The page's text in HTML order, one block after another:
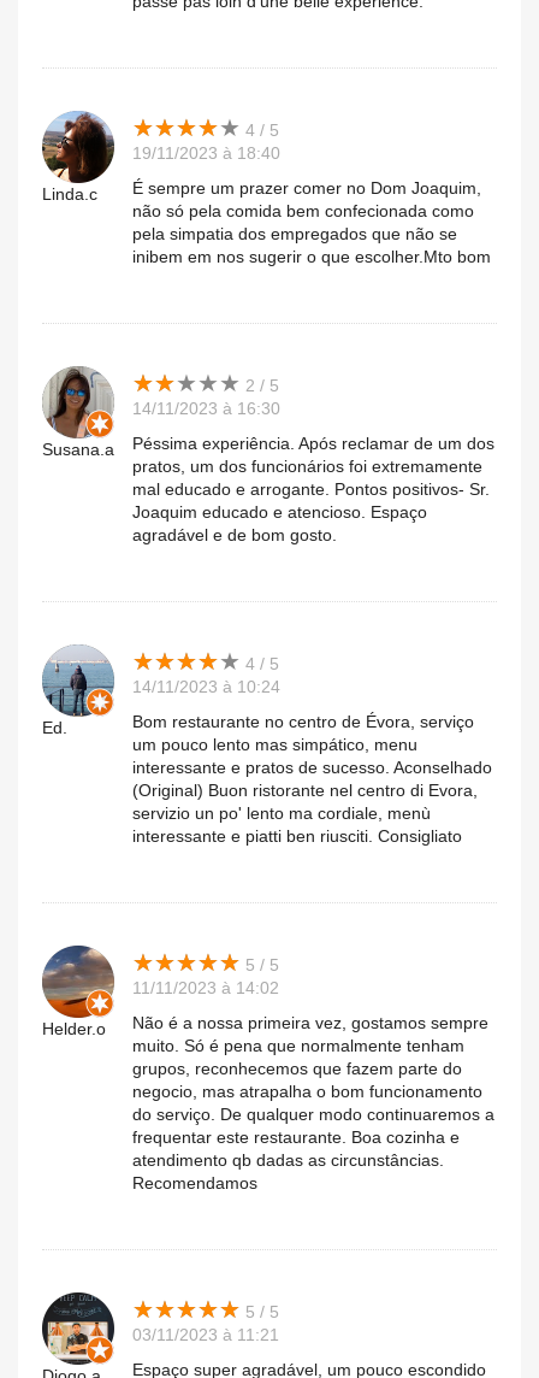
Linda.c
★★★★★
★★★★★ 4 / 5
19/11/2023 à 18:40
É sempre um prazer comer no Dom Joaquim,
não só pela comida bem confecionada como
pela simpatia dos empregados que não se
inibem em nos sugerir o que escolher.Mto bom
Susana.a
★★★★★
★★★★★ 2 / 5
14/11/2023 à 16:30
Péssima experiência. Após reclamar de um dos
pratos, um dos funcionários foi extremamente
mal educado e arrogante. Pontos positivos- Sr.
Joaquim educado e atencioso. Espaço
agradável e de bom gosto.
Ed.
★★★★★
★★★★★ 4 / 5
14/11/2023 à 10:24
Bom restaurante no centro de Évora, serviço
um pouco lento mas simpático, menu
interessante e pratos de sucesso. Aconselhado
(Original) Buon ristorante nel centro di Evora,
servizio un po' lento ma cordiale, menù
interessante e piatti ben riusciti. Consigliato
Helder.o
★★★★★
★★★★★ 5 / 5
11/11/2023 à 14:02
Não é a nossa primeira vez, gostamos sempre
muito. Só é pena que normalmente tenham
grupos, reconhecemos que fazem parte do
negocio, mas atrapalha o bom funcionamento
do serviço. De qualquer modo continuaremos a
frequentar este restaurante. Boa cozinha e
atendimento qb dadas as circunstâncias.
Recomendamos
★★★★★
★★★★★ 5 / 5
03/11/2023 à 11:21
Espaço super agradável, um pouco escondido